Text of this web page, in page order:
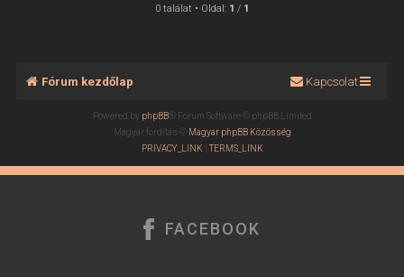
0 találat • Oldal: 1 / 1
Fórum kezdőlap Kapcsolat
Powered by phpBB® Forum Software © phpBB Limited
Magyar fordítás ©
Magyar phpBB Közösség
PRIVACY_LINK| TERMS_LINK
FACEBOOK